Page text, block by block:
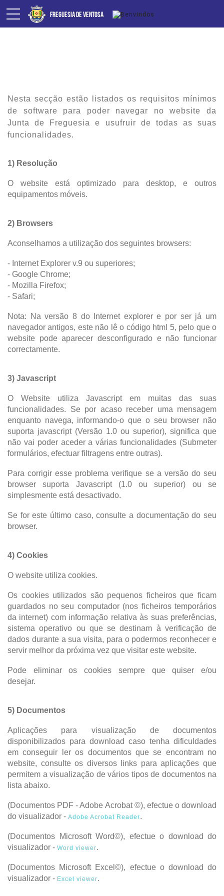
Nesta secção estão listados os requisitos mínimos
de software para poder navegar no website da
Junta de Freguesia e usufruir de todas as suas
funcionalidades.
1) Resolução
O website está optimizado para desktop, e outros
equipamentos móveis.
2) Browsers
Aconselhamos a utilização dos seguintes browsers:
- Internet Explorer v.9 ou superiores;
- Google Chrome;
- Mozilla Firefox;
- Safari;
Nota: Na versão 8 do Internet explorer e por ser já um
navegador antigos, este não lê o código html 5, pelo que o
website pode aparecer desconfigurado e não funcionar
correctamente.
3) Javascript
O Website utiliza Javascript em muitas das suas
funcionalidades. Se por acaso receber uma mensagem
enquanto navega, informando-o que o seu browser não
suporta javascript (Versão 1.0 ou superior), significa que
não vai poder aceder a várias funcionalidades (Submeter
formulários, efectuar filtragens entre outras).
Para corrigir esse problema verifique se a versão do seu
browser suporta Javascript (1.0 ou superior) ou se
simplesmente está desactivado.
Se for este último caso, consulte a documentação do seu
browser.
4) Cookies
O website utiliza cookies.
Os cookies utilizados são pequenos ficheiros que ficam
guardados no seu computador (nos ficheiros temporários
da internet) com informação relativa às suas preferências,
sistema operativo ou que se destinam à verificação de
dados durante a sua visita, para o podermos reconhecer e
servir melhor da próxima vez que visitar este website.
Pode eliminar os cookies sempre que quiser e/ou
desejar.
5) Documentos
Aplicações para visualização de documentos
disponibilizados para download caso tenha dificuldades
em conseguir ler os documentos que se encontram no
website, consulte os diversos links para aplicações que
permitem a visualização de vários tipos de documentos na
lista abaixo.
(Documentos PDF - Adobe Acrobat ©), efectue o download
do visualizador - Adobe Acrobat Reader.
(Documentos Microsoft Word©), efectue o download do
visualizador - Word viewer.
(Documentos Microsoft Excel©), efectue o download do
visualizador - Excel viewer.